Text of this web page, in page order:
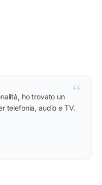
“
ho trovato un
telefonia, audio e TV.